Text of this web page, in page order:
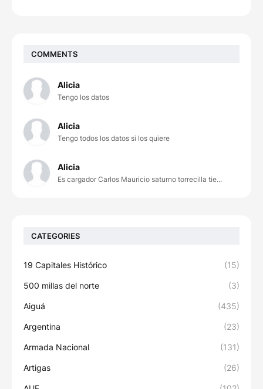
COMMENTS
Alicia
Tengo los datos
Alicia
Tengo todos los datos si los quiere
Alicia
Es cargador Carlos Mauricio saturno torrecilla tie...
CATEGORIES
19 Capitales Histórico (15)
500 millas del norte (3)
Aiguá (435)
Argentina (23)
Armada Nacional (131)
Artigas (26)